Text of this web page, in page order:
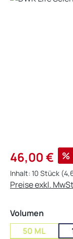
Verkaufspreis:
46,00 € %
Inhalt: 10 Stück
Preise exkl.
Volumen
50 ML